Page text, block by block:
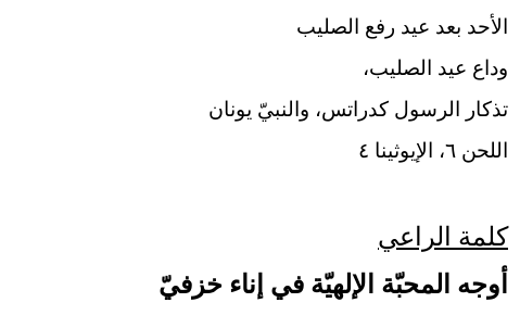
الأحد بعد عيد رفع الصليب
وداع عيد الصليب،
تذكار الرسول كدراتس، والنبيّ يونان
اللحن ٦، الإيوثينا ٤
كلمة الراعي
أوجه المحبّة الإلهيّة في إناء خزفيّ